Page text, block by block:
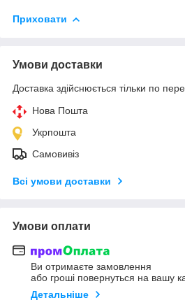
Приховати
Умови доставки
Доставка здійснюється тільки по
Нова Пошта
Укрпошта
Самовивіз
Всі умови доставки
Умови оплати
Ви отримаєте замовлення
або гроші повернуться на вашу
Детальніше